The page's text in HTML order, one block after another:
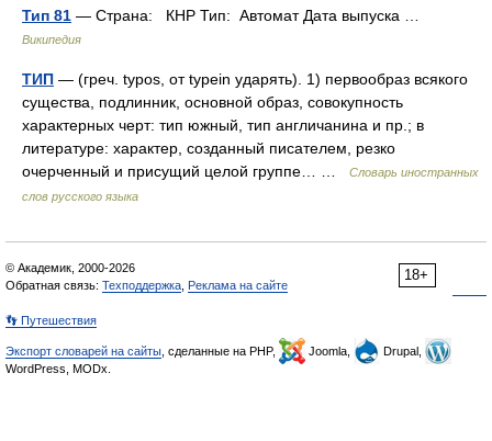
Тип 81 — Страна: КНР Тип: Автомат Дата выпуска …
Википедия
ТИП — (греч. typos, от typein ударять). 1) первообраз всякого
существа, подлинник, основной образ, совокупность
характерных черт: тип южный, тип англичанина и пр.; в
литературе: характер, созданный писателем, резко
очерченный и присущий целой группе… …
Словарь иностранных
слов русского языка
18+
© Академик, 2000-2026
Обратная связь: Техподдержка Реклама на сайте
👣 Путешествия
Экспорт словарей на сайты , сделанные на PHP, Joomla,
Drupal,
WordPress, MODx.